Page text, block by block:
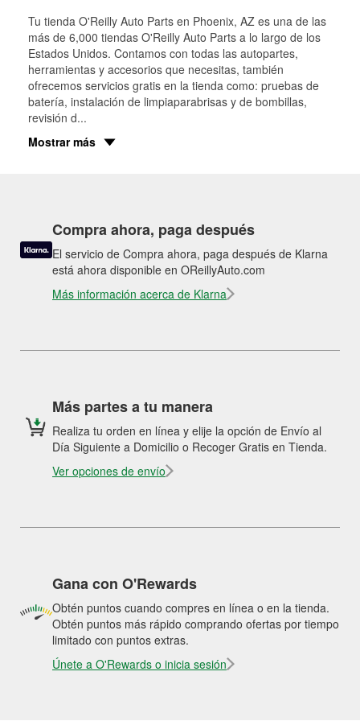
Tu tienda O'Reilly Auto Parts en Phoenix, AZ es una de las
más de 6,000 tiendas O'Reilly Auto Parts a lo largo de los
Estados Unidos. Contamos con todas las autopartes,
herramientas y accesorios que necesitas, también
ofrecemos servicios gratis en la tienda como: pruebas de
batería, instalación de limpiaparabrisas y de bombillas,
revisión d...
Mostrar más
Compra ahora, paga después
El servicio de Compra ahora, paga después de Klarna
está ahora disponible en OReillyAuto.com
Más información acerca de Klarna
Más partes a tu manera
Realiza tu orden en línea y elije la opción de Envío al
Día Siguiente a Domicilio o Recoger Gratis en Tienda.
Ver opciones de envío
Gana con O'Rewards
Obtén puntos cuando compres en línea o en la tienda.
Obtén puntos más rápido comprando ofertas por tiempo
limitado con puntos extras.
Únete a O'Rewards o inicia sesión